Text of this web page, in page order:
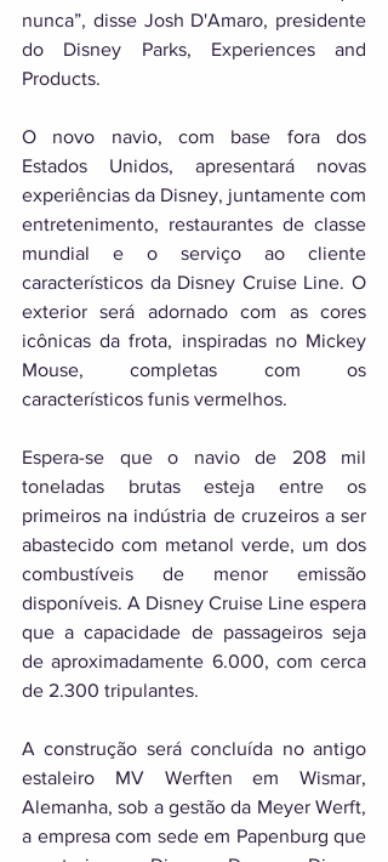
nunca”, disse Josh D'Amaro, presidente
do Disney Parks, Experiences and
Products.
O novo navio, com base fora dos
Estados Unidos, apresentará novas
experiências da Disney, juntamente com
entretenimento, restaurantes de classe
mundial e o serviço ao cliente
característicos da Disney Cruise Line. O
exterior será adornado com as cores
icônicas da frota, inspiradas no Mickey
Mouse, completas com os
característicos funis vermelhos.
Espera-se que o navio de 208 mil
toneladas brutas esteja entre os
primeiros na indústria de cruzeiros a ser
abastecido com metanol verde, um dos
combustíveis de menor emissão
disponíveis. A Disney Cruise Line espera
que a capacidade de passageiros seja
de aproximadamente 6.000, com cerca
de 2.300 tripulantes.
A construção será concluída no antigo
estaleiro MV Werften em Wismar,
Alemanha, sob a gestão da Meyer Werft,
a empresa com sede em Papenburg que